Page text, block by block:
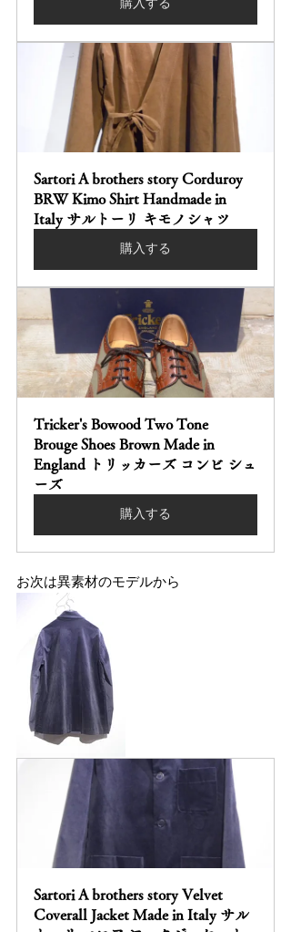
購入する
Sartori A brothers story Corduroy
BRW Kimo Shirt Handmade in
Italy サルトーリ キモノシャツ
購入する
Tricker's Bowood Two Tone
Brouge Shoes Brown Made in
England トリッカーズ コンビ シュ
ーズ
購入する
お次は異素材のモデルから
Sartori A brothers story Velvet
Coverall Jacket Made in Italy サル